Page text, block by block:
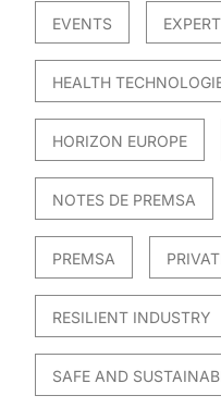
EVENTS
HEALTH
HORIZON EUROPE
NOTES DE PREMSA
PREMSA
RESILIENT INDUSTRY
SAFE AND